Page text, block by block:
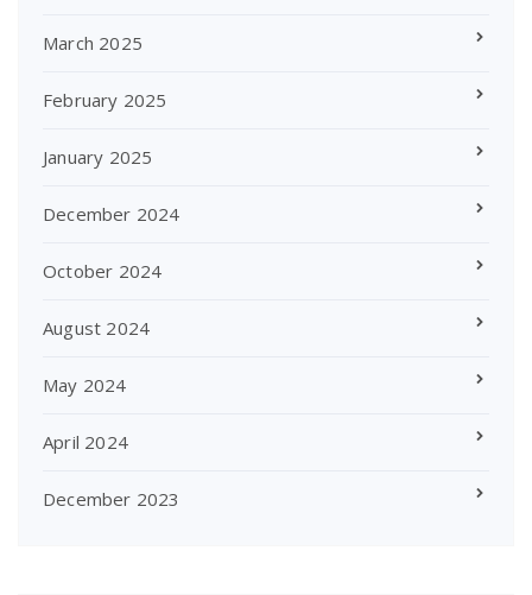
March 2025
February 2025
January 2025
December 2024
October 2024
August 2024
May 2024
April 2024
December 2023